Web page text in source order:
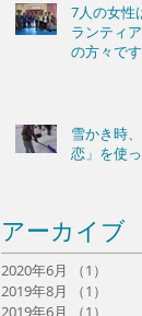
7人の女性
ランティ
の方々です
雪かき時
恋」を使
アーカイブ
2020年6月 （1）
2019年8月
（1）
2019年6月
（1）